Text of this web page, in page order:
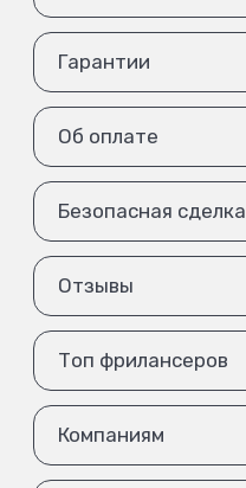
Гарантии
Об оплате
Безопасная сделка
Отзывы
Топ фрилансеров
Компаниям